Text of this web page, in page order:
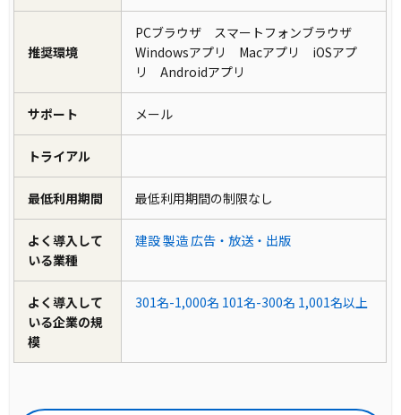
推奨環境
PCブラウザ スマートフォンブラウザ
Windowsアプリ Macアプリ iOSアプ
リ Androidアプリ
サポート メール
トライアル
最低利用期間 最低利用期間の制限なし
よく導入して
いる業種
建設製造 広告・放送・出版
よく導入して
いる企業の規
模
301名-1,000名 101名-300名 1,001名以上